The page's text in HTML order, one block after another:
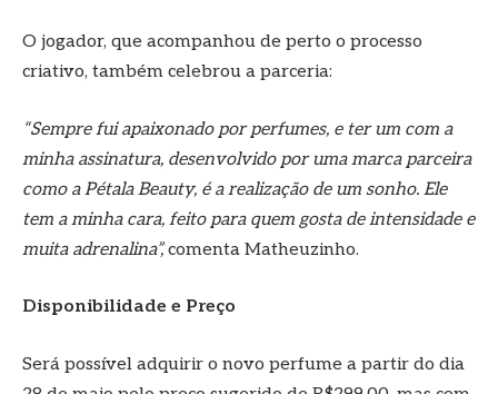
O jogador, que acompanhou de perto o processo
criativo, também celebrou a parceria:
“Sempre fui apaixonado por perfumes, e ter um com a
minha assinatura, desenvolvido por uma marca parceira
como a Pétala Beauty, é a realização de um sonho. Ele
tem a minha cara, feito para quem gosta de intensidade e
muita adrenalina”,comenta Matheuzinho.
Disponibilidade e Preço
Será possível adquirir o novo perfume a partir do dia